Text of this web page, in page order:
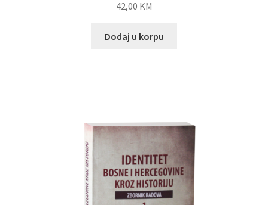
42,00 KM
Dodaj u korpu